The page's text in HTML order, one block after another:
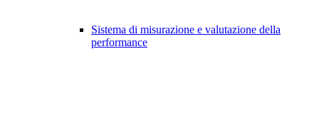
Sistema di misurazione e valutazione della
performance